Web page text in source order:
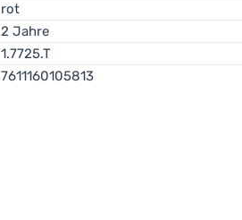
rot
2 Jahre
1.7725.T
7611160105813